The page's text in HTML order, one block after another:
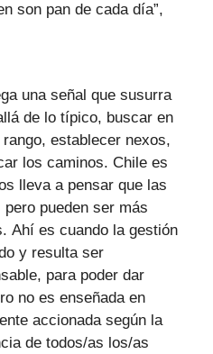
son pan de cada día”,
una señal que susurra
de lo típico, buscar en
establecer nexos,
los caminos. Chile es
lleva a pensar que las
pueden ser más
Ahí es cuando la gestión
y resulta ser
para poder dar
no es enseñada en
accionada según la
de todos/as los/as